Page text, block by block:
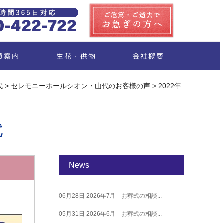
案内 生花・供物 会社概要
> セレモニーホールシオン・山代のお客様の声 > 2022年
News
06月28日 2026年7月 お葬式の相談...
05月31日 2026年6月 お葬式の相談...